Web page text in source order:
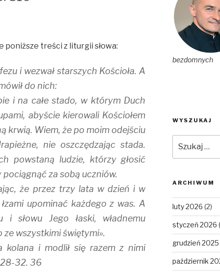
poniższe treści z liturgii słowa:
i wezwał starszych Kościoła. A
do nich:
i na całe stado, w którym Duch
abyście kierowali Kościołem
krwią. Wiem, że po moim odejściu
nie oszczędzając stada.
powstaną ludzie, którzy głosić
za sobą uczniów.
że przez trzy lata w dzień i w
upominać każdego z was. A
słowu Jego łaski, władnemu
wszystkimi świętymi».
kolana i modlił się razem z nimi
28-32. 36
bezdomnych
WYSZUKAJ
ARCHIWUM
luty 2026 (2)
styczeń 2026
grudzień 2025
październik